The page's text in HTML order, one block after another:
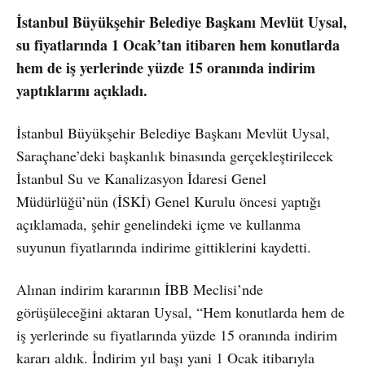
İstanbul Büyükşehir Belediye Başkanı Mevlüt Uysal,
su fiyatlarında 1 Ocak’tan itibaren hem konutlarda
hem de iş yerlerinde yüzde 15 oranında indirim
yaptıklarını açıkladı.
İstanbul Büyükşehir Belediye Başkanı Mevlüt Uysal,
Saraçhane’deki başkanlık binasında gerçekleştirilecek
İstanbul Su ve Kanalizasyon İdaresi Genel
Müdürlüğü’nün (İSKİ) Genel Kurulu öncesi yaptığı
açıklamada, şehir genelindeki içme ve kullanma
suyunun fiyatlarında indirime gittiklerini kaydetti.
Alınan indirim kararının İBB Meclisi’nde
görüşüleceğini aktaran Uysal, “Hem konutlarda hem de
iş yerlerinde su fiyatlarında yüzde 15 oranında indirim
kararı aldık. İndirim yıl başı yani 1 Ocak itibarıyla